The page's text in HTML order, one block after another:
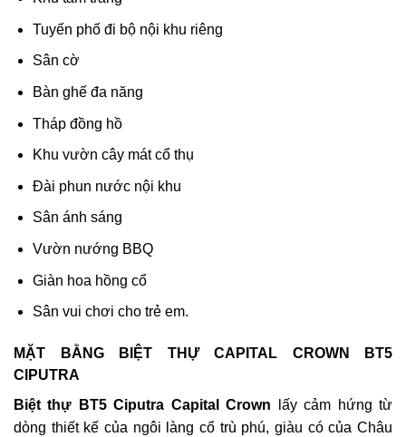
Tuyến phố đi bộ nội khu riêng
Sân cờ
Bàn ghế đa năng
Tháp đồng hồ
Khu vườn cây mát cổ thụ
Đài phun nước nội khu
Sân ánh sáng
Vườn nướng BBQ
Giàn hoa hồng cổ
Sân vui chơi cho trẻ em.
MẶT BẰNG BIỆT THỰ CAPITAL CROWN BT5
CIPUTRA
Biệt thự BT5 Ciputra Capital Crown lấy cảm hứng từ
dòng thiết kế của ngôi làng cổ trù phú, giàu có của Châu